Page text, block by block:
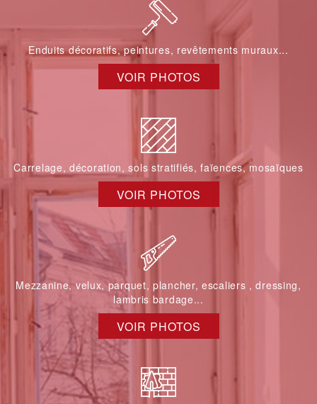
Enduits décoratifs, peintures, revêtements muraux...
VOIR PHOTOS
Carrelage, décoration, sols stratifiés, faïences, mosaïques
VOIR PHOTOS
Mezzanine, velux, parquet, plancher, escaliers , dressing,
lambris bardage...
VOIR PHOTOS